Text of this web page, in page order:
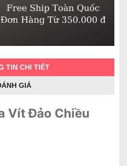
TIN CHI TIẾT
GIÁ
Vít Đảo Chiều